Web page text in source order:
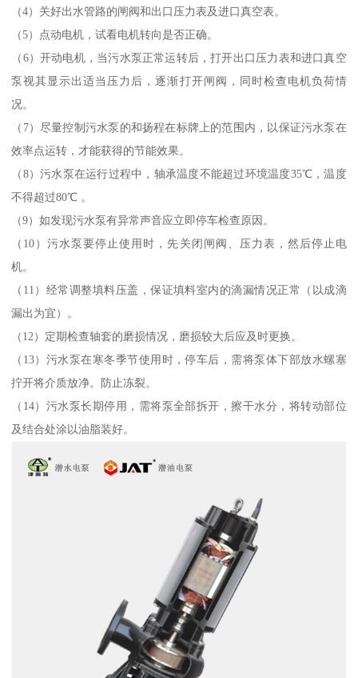
（4）关好出水管路的闸阀和出口压力表及进口真空表。
（5）点动电机，试看电机转向是否正确。
（6）开动电机，当污水泵正常运转后，打开出口压力表和进口真空
泵视其显示出适当压力后，逐渐打开闸阀，同时检查电机负荷情
况。
（7）尽量控制污水泵的和扬程在标牌上的范围内，以保证污水泵在
效率点运转，才能获得的节能效果。
（8）污水泵在运行过程中，轴承温度不能超过环境温度35℃，温度
不得超过80℃ 。
（9）如发现污水泵有异常声音应立即停车检查原因。
（10）污水泵要停止使用时，先关闭闸阀、压力表，然后停止电
机。
（11）经常调整填料压盖，保证填料室内的滴漏情况正常（以成滴
漏出为宜）。
（12）定期检查轴套的磨损情况，磨损较大后应及时更换。
（13）污水泵在寒冬季节使用时，停车后，需将泵体下部放水螺塞
拧开将介质放净。防止冻裂。
（14）污水泵长期停用，需将泵全部拆开，擦干水分，将转动部位
及结合处涂以油脂装好。